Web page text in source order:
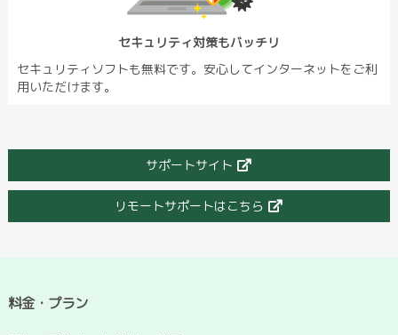
セキュリティ対策もバッチリ
セキュリティソフトも無料です。安心してインターネットをご利
用いただけます。
サポートサイト
リモートサポートはこちら
料金・プラン